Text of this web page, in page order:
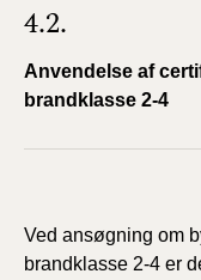
4.2.
Anvendelse af
brandklasse 2-4
Ved ansøgning om
brandklasse 2-4 er